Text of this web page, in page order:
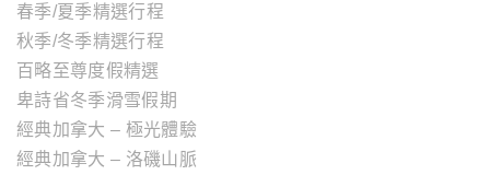
春季/夏季精選行程
秋季/冬季精選行程
百略至尊度假精選
卑詩省冬季滑雪假期
經典加拿大 – 極光體驗
經典加拿大 – 洛磯山脈